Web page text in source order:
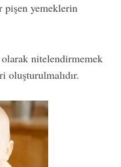
pişen yemeklerin
olarak nitelendirmemek
oluşturulmalıdır.